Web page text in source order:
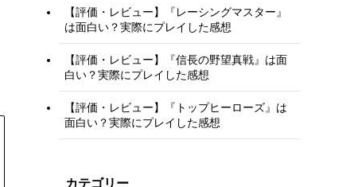
【評価・レビュー】『レーシングマスター』
は面白い？実際にプレイした感想
【評価・レビュー】『信長の野望真戦』は面
白い？実際にプレイした感想
【評価・レビュー】『トップヒーローズ』は
面白い？実際にプレイした感想
カテゴリー